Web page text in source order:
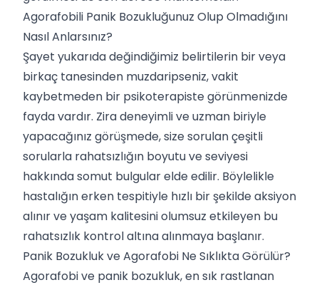
Agorafobili Panik Bozukluğunuz Olup Olmadığını
Nasıl Anlarsınız?
Şayet yukarıda değindiğimiz belirtilerin bir veya
birkaç tanesinden muzdaripseniz, vakit
kaybetmeden bir psikoterapiste görünmenizde
fayda vardır. Zira deneyimli ve uzman biriyle
yapacağınız görüşmede, size sorulan çeşitli
sorularla rahatsızlığın boyutu ve seviyesi
hakkında somut bulgular elde edilir. Böylelikle
hastalığın erken tespitiyle hızlı bir şekilde aksiyon
alınır ve yaşam kalitesini olumsuz etkileyen bu
rahatsızlık kontrol altına alınmaya başlanır.
Panik Bozukluk ve Agorafobi Ne Sıklıkta Görülür?
Agorafobi ve panik bozukluk, en sık rastlanan